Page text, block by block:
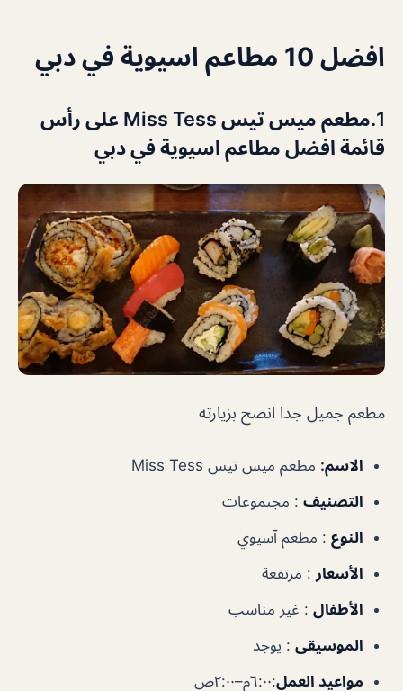
افضل 10 مطاعم اسيوية في دبي
1.مطعم ميس تيس Miss Tess على رأس
قائمة افضل مطاعم اسيوية في دبي
مطعم جميل جدا انصح بزيارته
الاسم: مطعم ميس تيس Miss Tess
التصنيف : مجىموعات
النوع : مطعم آسيوي
الأسعار : مرتفعة
الأطفال : غير مناسب
الموسيقى : يوجد
مواعيد العمل:٦:٠٠م–٢:٠٠ص